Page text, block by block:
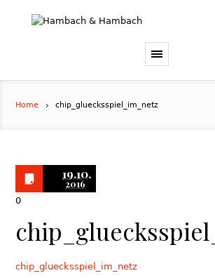
Home chip_gluecksspiel_im_netz
19.10.
2016
0
chip_gluecksspiel_im_netz